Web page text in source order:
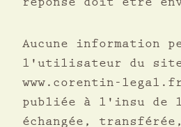
réponse doit être
Aucune information
l'utilisateur du
www.corentin-
publiée à l'insu
échangée,